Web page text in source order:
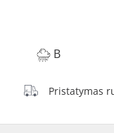
B
Pristatymas